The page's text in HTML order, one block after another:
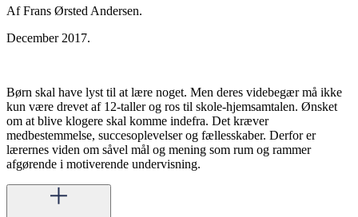
Af Frans Ørsted Andersen.
December 2017.
Børn skal have lyst til at lære noget. Men deres videbegær må ikke
kun være drevet af 12-taller og ros til skole-hjemsamtalen. Ønsket
om at blive klogere skal komme indefra. Det kræver
medbestemmelse, succesoplevelser og fællesskaber. Derfor er
lærernes viden om såvel mål og mening som rum og rammer
afgørende i motiverende undervisning.